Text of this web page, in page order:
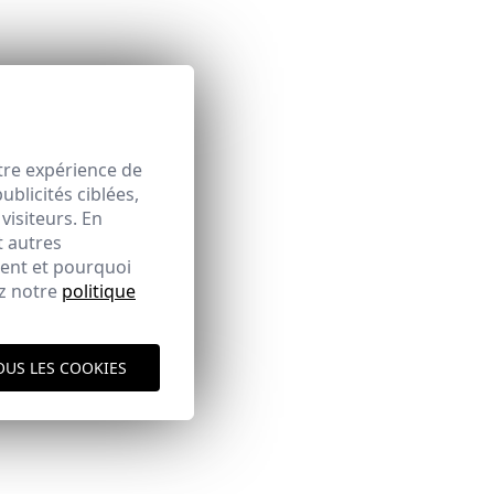
expérience de
ciblées,
En
autres
et pourquoi
notre politique
LES COOKIES